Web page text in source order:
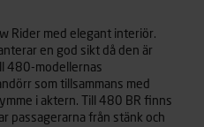
Rider med elegant interiör.
en god sikt då den är
480-modellernas
som tillsammans med
i aktern. Till 480 BR finns
passagerarna från stänk och